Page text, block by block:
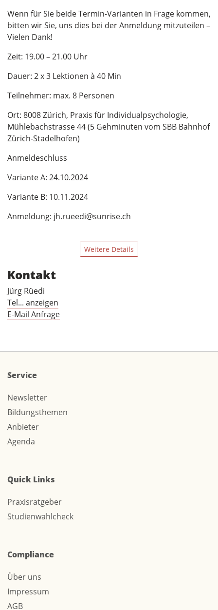
Wenn für Sie beide Termin-Varianten in Frage kommen,
bitten wir Sie, uns dies bei der Anmeldung mitzuteilen –
Vielen Dank!
Zeit: 19.00 – 21.00 Uhr
Dauer: 2 x 3 Lektionen à 40 Min
Teilnehmer: max. 8 Personen
Ort: 8008 Zürich, Praxis für Individualpsychologie,
Mühlebachstrasse 44 (5 Gehminuten vom SBB Bahnhof
Zürich-Stadelhofen)
Anmeldeschluss
Variante A: 24.10.2024
Variante B: 10.11.2024
Anmeldung: jh.rueedi@sunrise.ch
Weitere Details
Kontakt
Jürg Rüedi
Tel... anzeigen
E-Mail Anfrage
Service
Newsletter
Bildungsthemen
Anbieter
Agenda
Quick Links
Praxisratgeber
Studienwahlcheck
Compliance
Über uns
Impressum
AGB